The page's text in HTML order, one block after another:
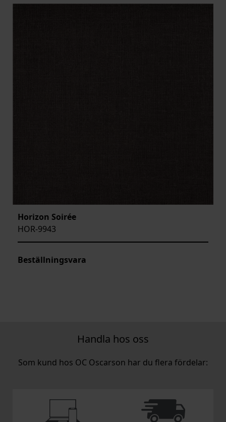
Horizon Soirée
HOR-9943
Beställningsvara
Handla hos oss
Som kund hos OC Oscarson har du flera fördelar: